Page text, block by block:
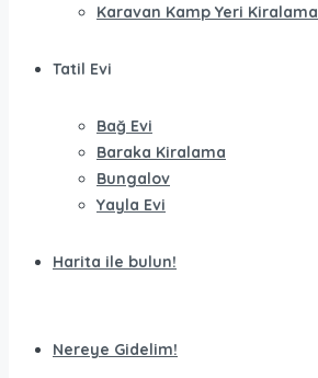
Karavan Kamp Yeri Kiralama
Tatil Evi
Bağ Evi
Baraka Kiralama
Bungalov
Yayla Evi
Harita ile bulun!
Nereye Gidelim!